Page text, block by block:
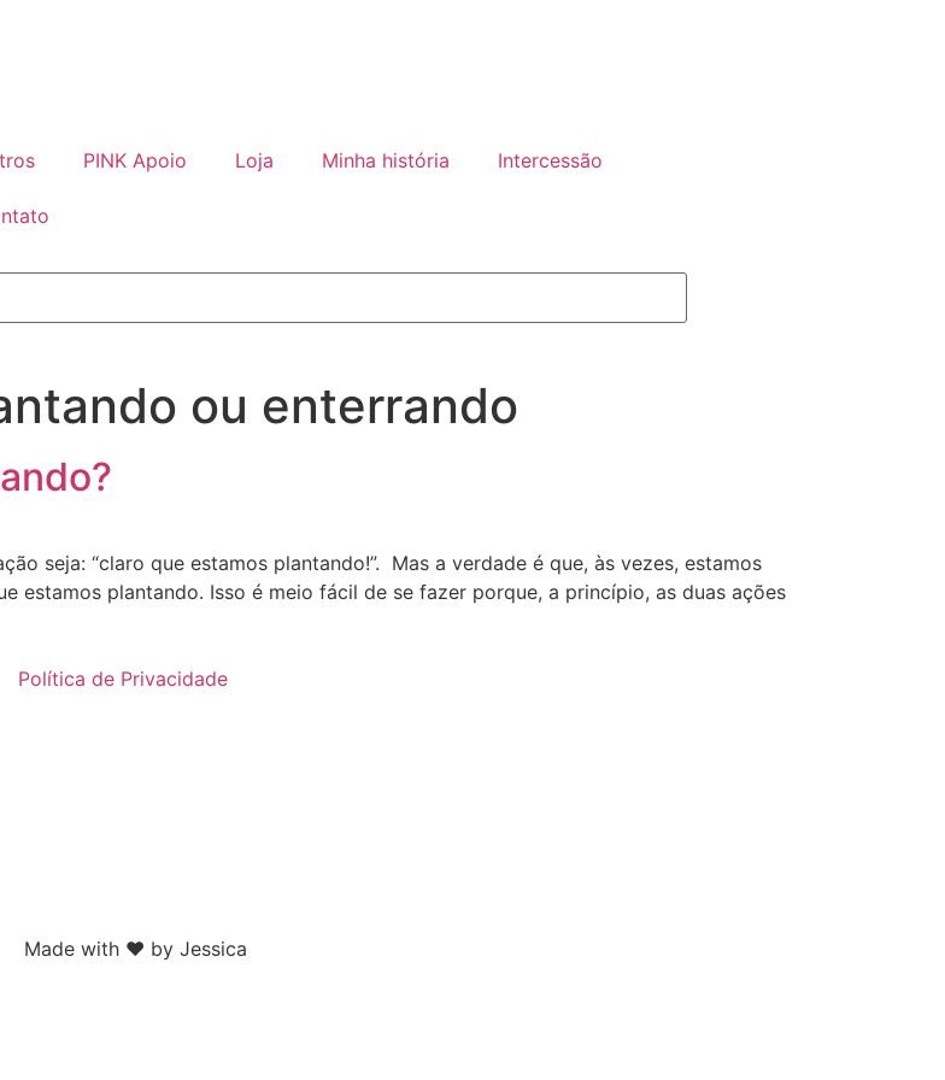
PINK Apoio Loja Minha história Intercessão
ou enterrando
seja: “claro que estamos plantando!”. Mas a verdade é que, às vezes, estamos
estamos plantando. Isso é meio fácil de se fazer porque, a princípio, as duas ações
Política de Privacidade
Made with ❤ by Jessica